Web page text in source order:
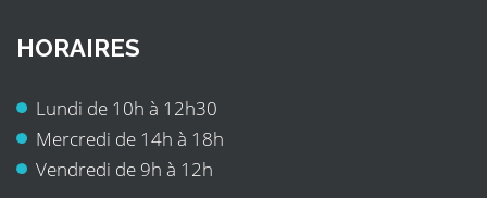
HORAIRES
Lundi de 10h à 12h30
Mercredi de 14h à 18h
Vendredi de 9h à 12h